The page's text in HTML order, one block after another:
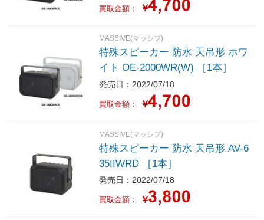
買取金額： ￥
MASSIVE(マッシブ)
特殊スピーカー 防水 天吊形 ホワ
イト OE-2000WR(W) ［1本］
発売日：2022/07/18
買取金額： ￥
MASSIVE(マッシブ)
特殊スピーカー 防水 天吊形 AV-6
35IIWRD ［1本］
発売日：2022/07/18
買取金額： ￥